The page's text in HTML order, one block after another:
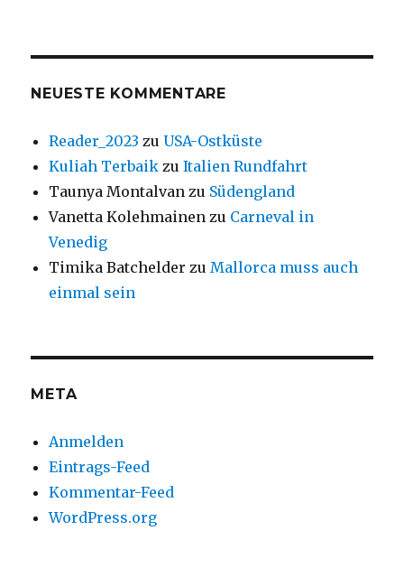
NEUESTE KOMMENTARE
Reader_2023 zuUSA-Ostküste
Kuliah Terbaik zuItalien Rundfahrt
Taunya Montalvan zu Südengland
Vanetta Kolehmainen zu Carneval in
Venedig
Timika Batchelder zu Mallorca muss auch
einmal sein
META
Anmelden
Eintrags-Feed
Kommentar-Feed
WordPress.org